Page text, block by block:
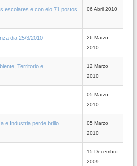
escolares e con elo 71 postos
06 Abril 2010
dia 25/3/2010
26 Marzo
2010
Territorio e
12 Marzo
2010
05 Marzo
2010
e Industria perde brillo
05 Marzo
2010
15 Decembro
2009